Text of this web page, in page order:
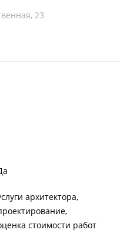
23
архитектора
стоимости работ